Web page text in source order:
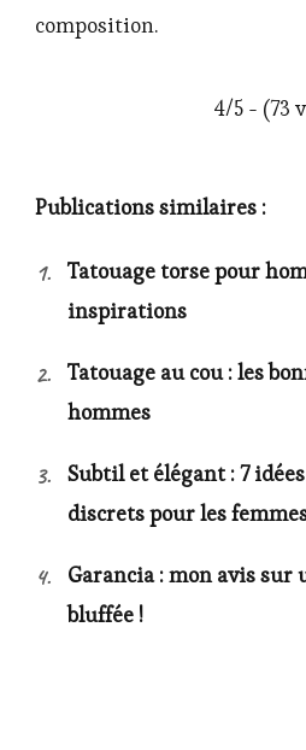
composition.
4/5 - (73
Publications similaires :
Tatouage torse pour
inspirations
Tatouage au cou : les
hommes
Subtil et élégant : 7
discrets pour les
Garancia : mon avis sur
bluffée !